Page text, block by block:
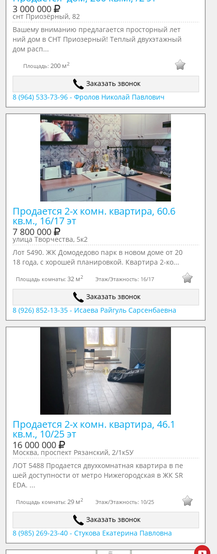
3 000 000
снт Приозёрный, 82
Вашему вниманию предлагается просторный лет
ний дом в СНТ Приозерный! Теплый двухэтажный
дом расп...
Площадь: 200 м2
Заказать звонок
8 (964) 533-73-96 - Фролов Николай Павлович
Продается 2-х комн. квартира, 60.6
кв.м., 16/17 эт
7 800 000
улица Творчества, 5к2
Лот 5490. ЖК Домодедово парк в новом доме от 20
18 года, с хорошей планировкой. Квартира 2-ко...
Площадь комнаты:32 м2 Этаж/Этажность: 16/17
Заказать звонок
8 (926) 852-13-35 - Исаева Райгуль Сарсенбаевна
Продается 2-х комн. квартира, 46.1
кв.м., 10/25 эт
16 000 000
Москва, проспект Рязанский, 2/1к5У
ЛОТ 5488 Продается двухкомнатная квартира в пе
шей доступности от метро Нижегородская в ЖК SR
EDA. ...
Площадь комнаты:29 м2 Этаж/Этажность: 10/25
Заказать звонок
8 (985) 269-23-40 - Стукова Екатерина Павловна